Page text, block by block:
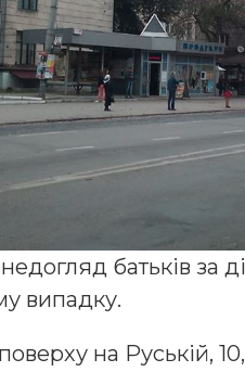
батьків за
випадку.
на Руській,